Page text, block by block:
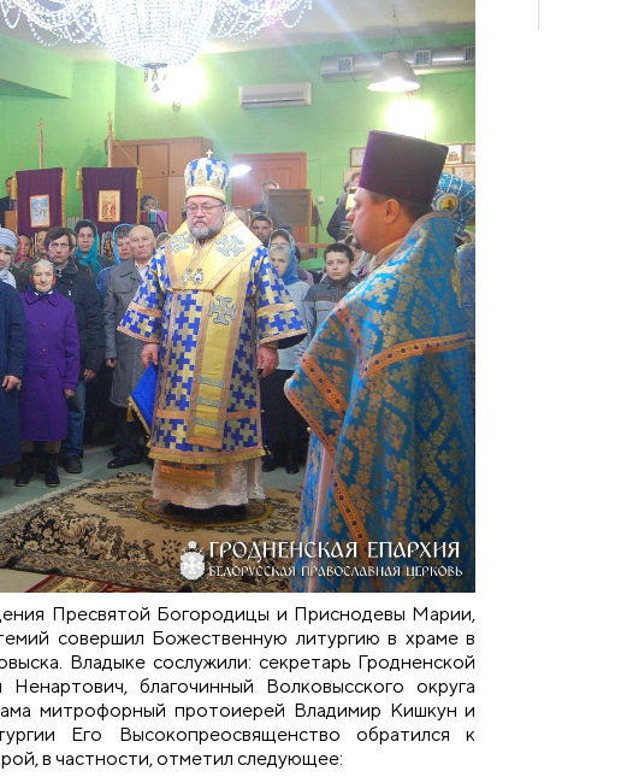
Пресвятой Богородицы и Приснодевы Марии,
совершил Божественную литургию в храме в
Владыке сослужили: секретарь Гродненской
благочинный Волковысского округа
митрофорный протоиерей Владимир Кишкун и
Его Высокопреосвященство обратился к
в частности, отметил следующее: